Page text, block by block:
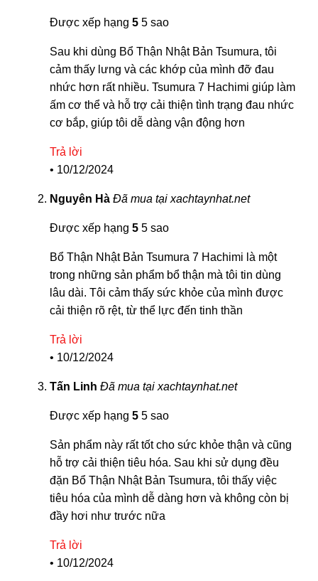
Được xếp hạng 5 5 sao
Sau khi dùng Bổ Thận Nhật Bản Tsumura, tôi
cảm thấy lưng và các khớp của mình đỡ đau
nhức hơn rất nhiều. Tsumura 7 Hachimi giúp làm
ấm cơ thể và hỗ trợ cải thiện tình trạng đau nhức
cơ bắp, giúp tôi dễ dàng vận động hơn
Trả lời
• 10/12/2024
Nguyên Hà Đã mua tại xachtaynhat.net
Được xếp hạng 5 5 sao
Bổ Thận Nhật Bản Tsumura 7 Hachimi là một
trong những sản phẩm bổ thận mà tôi tin dùng
lâu dài. Tôi cảm thấy sức khỏe của mình được
cải thiện rõ rệt, từ thể lực đến tinh thần
Trả lời
• 10/12/2024
Tấn Linh Đã mua tại xachtaynhat.net
Được xếp hạng 5 5 sao
Sản phẩm này rất tốt cho sức khỏe thận và cũng
hỗ trợ cải thiện tiêu hóa. Sau khi sử dụng đều
đặn Bổ Thận Nhật Bản Tsumura, tôi thấy việc
tiêu hóa của mình dễ dàng hơn và không còn bị
đầy hơi như trước nữa
Trả lời
• 10/12/2024